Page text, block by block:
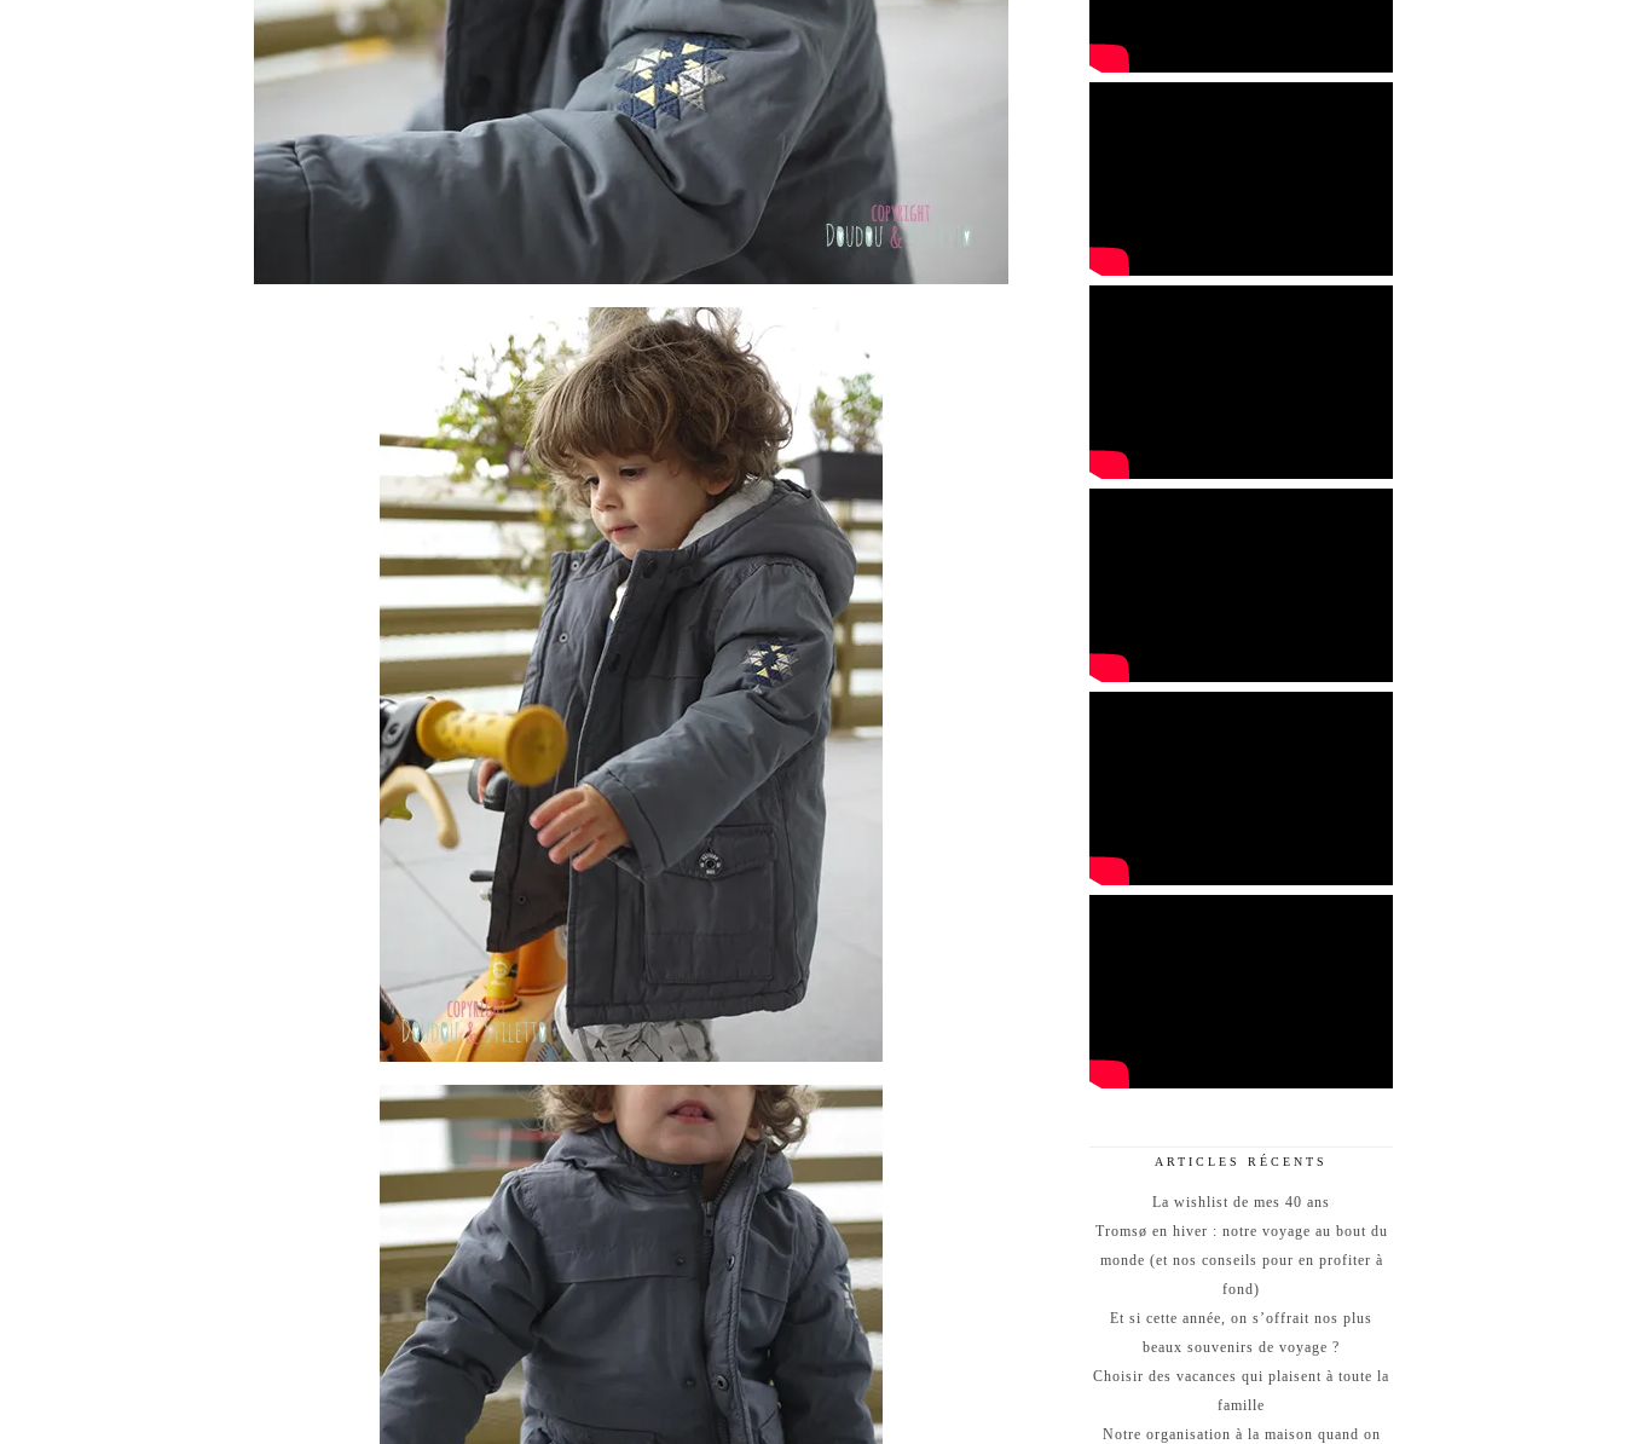
ARTICLES RÉCENTS
La wishlist de mes 40 ans
Tromsø en hiver : notre voyage au bout du
monde (et nos conseils pour en profiter à
fond)
Et si cette année, on s’offrait nos plus
beaux souvenirs de voyage ?
Choisir des vacances qui plaisent à toute la
famille
Notre organisation à la maison quand on